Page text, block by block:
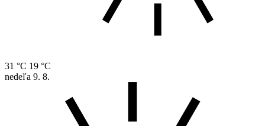
31 °C 19 °C
nedeľa 9. 8.